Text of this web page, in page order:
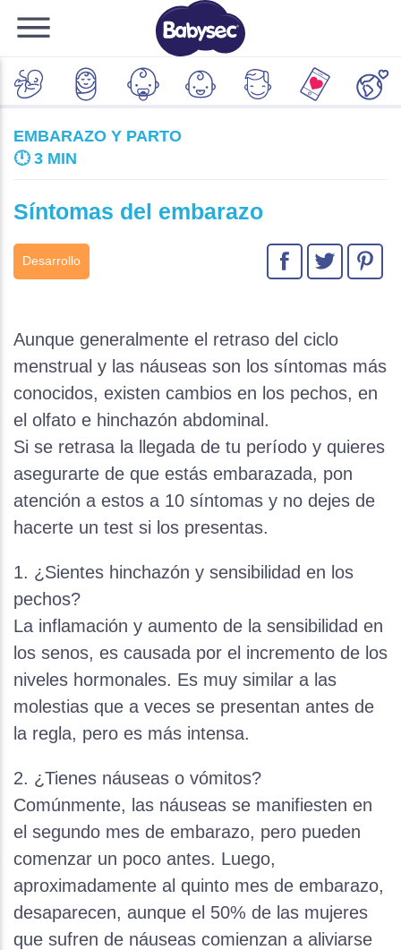
EMBARAZO Y PARTO
🕛 3 MIN
Síntomas del embarazo
Desarrollo
Aunque generalmente el retraso del ciclo
menstrual y las náuseas son los síntomas más
conocidos, existen cambios en los pechos, en
el olfato e hinchazón abdominal.
Si se retrasa la llegada de tu período y quieres
asegurarte de que estás embarazada, pon
atención a estos a 10 síntomas y no dejes de
hacerte un test si los presentas.
1. ¿Sientes hinchazón y sensibilidad en los
pechos?
La inflamación y aumento de la sensibilidad en
los senos, es causada por el incremento de los
niveles hormonales. Es muy similar a las
molestias que a veces se presentan antes de
la regla, pero es más intensa.
2. ¿Tienes náuseas o vómitos?
Comúnmente, las náuseas se manifiesten en
el segundo mes de embarazo, pero pueden
comenzar un poco antes. Luego,
aproximadamente al quinto mes de embarazo,
desaparecen, aunque el 50% de las mujeres
que sufren de náuseas comienzan a aliviarse